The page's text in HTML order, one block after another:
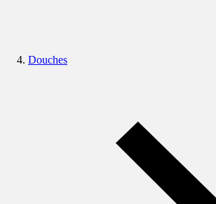
Douches